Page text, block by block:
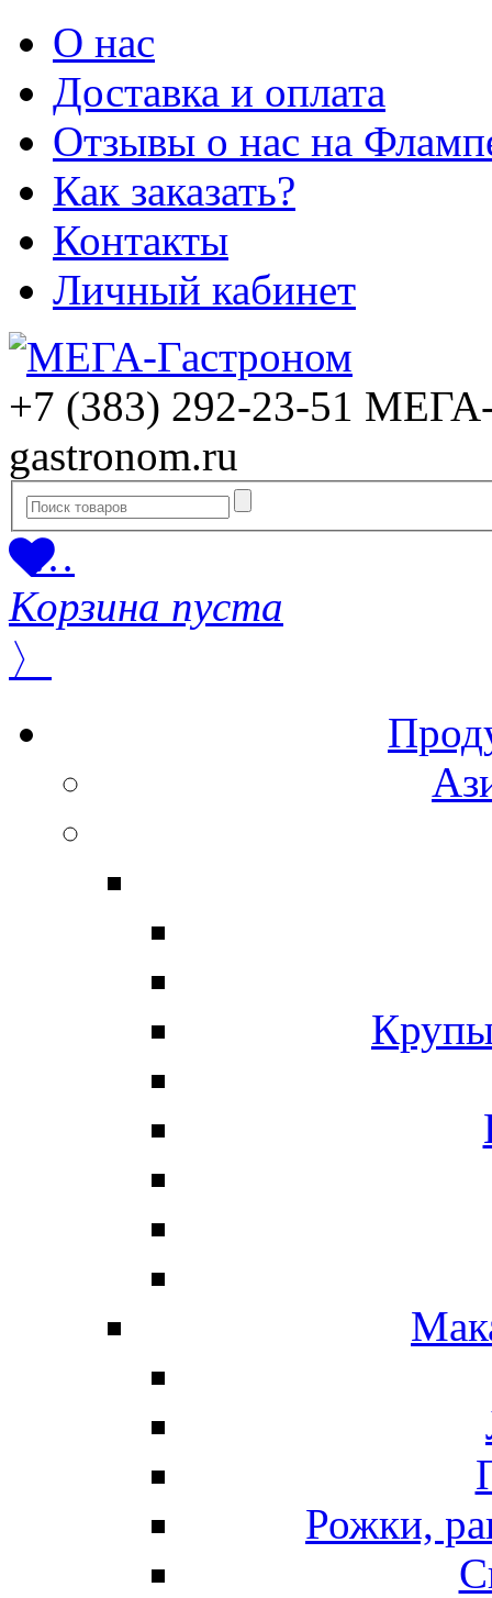
О нас
Доставка и оплата
Отзывы о нас на
Как заказать?
Контакты
Личный кабинет
+7 (383) 292-23-51 МЕГА-
gastronom.ru
…
Корзина пуста
〉
Рожки,